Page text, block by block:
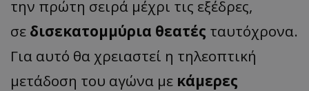
την πρώτη σειρά μέχρι τις εξέδρες,
σε δισεκατομμύρια θεατές ταυτόχρονα.
Για αυτό θα χρειαστεί η τηλεοπτική
μετάδοση του αγώνα με κάμερες